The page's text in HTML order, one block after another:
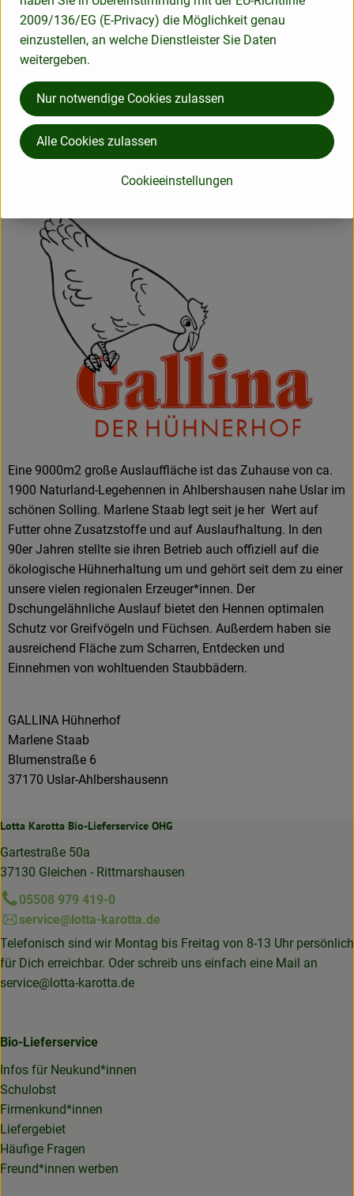
Herkunft
Hersteller: Gallina
37170 Uslar-Ahlbershausen Deutschland
Mehr Info
Eine 9000m2 große Auslauffläche ist das Zuhause von ca.
1900 Naturland-Legehennen in Ahlbershausen nahe Uslar im
schönen Solling. Marlene Staab legt seit je her Wert auf
Futter ohne Zusatzstoffe und auf Auslaufhaltung. In den
90er Jahren stellte sie ihren Betrieb auch offiziell auf die
ökologische Hühnerhaltung um und gehört seit dem zu einer
unsere vielen regionalen Erzeuger*innen. Der
Dschungelähnliche Auslauf bietet den Hennen optimalen
Schutz vor Greifvögeln und Füchsen. Außerdem haben sie
ausreichend Fläche zum Scharren, Entdecken und
Einnehmen von wohltuenden Staubbädern.
GALLINA Hühnerhof
Marlene Staab
Blumenstraße 6
37170 Uslar-Ahlbershausenn
Lotta Karotta Bio-Lieferservice OHG
Gartestraße 50a
37130 Gleichen - Rittmarshausen
05508 979 419-0
service@lotta-karotta.de
Telefonisch sind wir Montag bis Freitag von 8-13 Uhr persönlich
für Dich erreichbar. Oder schreib uns einfach eine Mail an
service@lotta-karotta.de
Bio-Lieferservice
Infos für Neukund*innen
Schulobst
Firmenkund*innen
Liefergebiet
Häufige Fragen
Freund*innen werben
2009/136/EG (E-Privacy) die Möglichkeit genau
einzustellen, an welche Dienstleister Sie Daten
weitergeben.
Cookieeinstellungen
Nur notwendige Cookies zulassen
Alle Cookies zulassen